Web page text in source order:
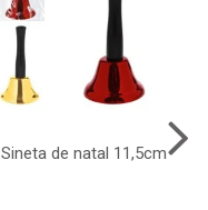
Sineta de natal 11,5cm